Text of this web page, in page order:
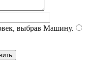
выбрав Машину.